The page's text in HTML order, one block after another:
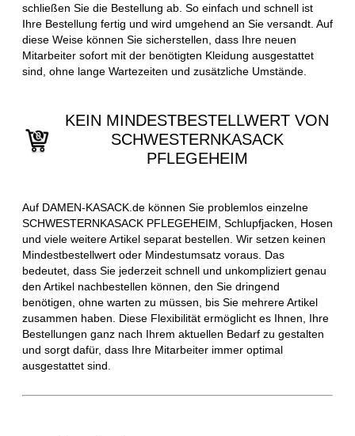
schließen Sie die Bestellung ab. So einfach und schnell ist
Ihre Bestellung fertig und wird umgehend an Sie versandt. Auf
diese Weise können Sie sicherstellen, dass Ihre neuen
Mitarbeiter sofort mit der benötigten Kleidung ausgestattet
sind, ohne lange Wartezeiten und zusätzliche Umstände.
KEIN MINDESTBESTELLWERT VON
SCHWESTERNKASACK
PFLEGEHEIM
Auf DAMEN-KASACK.de können Sie problemlos einzelne
SCHWESTERNKASACK PFLEGEHEIM, Schlupfjacken, Hosen
und viele weitere Artikel separat bestellen. Wir setzen keinen
Mindestbestellwert oder Mindestumsatz voraus. Das
bedeutet, dass Sie jederzeit schnell und unkompliziert genau
den Artikel nachbestellen können, den Sie dringend
benötigen, ohne warten zu müssen, bis Sie mehrere Artikel
zusammen haben. Diese Flexibilität ermöglicht es Ihnen, Ihre
Bestellungen ganz nach Ihrem aktuellen Bedarf zu gestalten
und sorgt dafür, dass Ihre Mitarbeiter immer optimal
ausgestattet sind.